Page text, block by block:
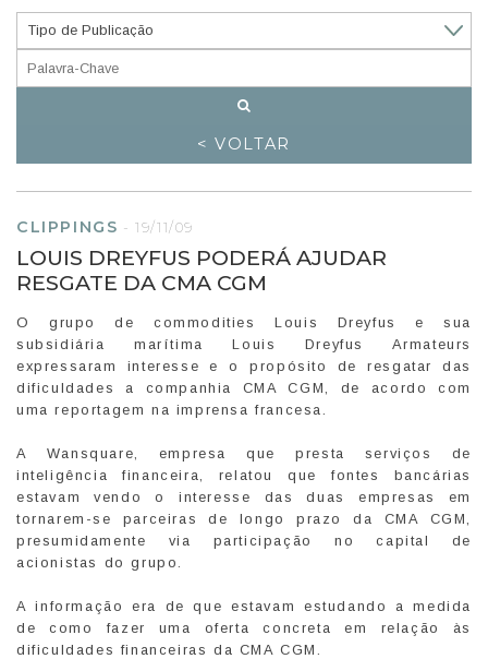
< VOLTAR
CLIPPINGS -19/11/09
LOUIS DREYFUS PODERÁ AJUDAR
RESGATE DA CMA CGM
O grupo de commodities Louis Dreyfus e sua
subsidiária marítima Louis Dreyfus Armateurs
expressaram interesse e o propósito de resgatar das
dificuldades a companhia CMA CGM, de acordo com
uma reportagem na imprensa francesa.
A Wansquare, empresa que presta serviços de
inteligência financeira, relatou que fontes bancárias
estavam vendo o interesse das duas empresas em
tornarem-se parceiras de longo prazo da CMA CGM,
presumidamente via participação no capital de
acionistas do grupo.
A informação era de que estavam estudando a medida
de como fazer uma oferta concreta em relação às
dificuldades financeiras da CMA CGM.